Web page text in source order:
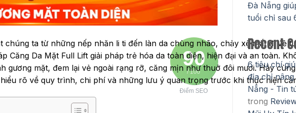
90
/ 100
Điểm SEO
chúng ta từ những nếp nhăn li ti đến làn da chùng nhão, chảy xệ mất đi vẻ
Căng Da Mặt Full Lift giải pháp trẻ hóa da toàn diện, hiện đại và an toàn.
gương mặt, đem lại vẻ ngoài rạng rỡ, căng mịn như thuở đôi mươi. Hãy
rõ về quy trình, chi phí và những lưu ý quan trọng trước khi thực hiện
Đà Nẵng
tuổi chỉ sau
Recent
6 tiêu chí
địa chỉ nâng
Nẵng - Tin
trong